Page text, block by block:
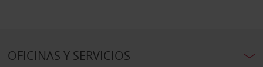
OFICINAS Y SERVICIOS